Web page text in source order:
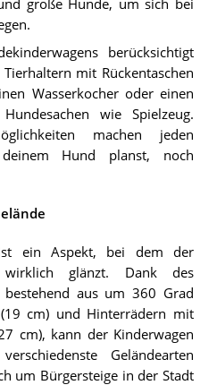
große Hunde, um sich bei
berücksichtigt
mit Rückentaschen
Wasserkocher oder einen
wie Spielzeug.
machen jeden
Hund planst, noch
ein Aspekt, bei dem der
wirklich glänzt. Dank des
bestehend aus um 360 Grad
cm) und Hinterrädern mit
cm), kann der Kinderwagen
Geländearten
um Bürgersteige in der Stadt